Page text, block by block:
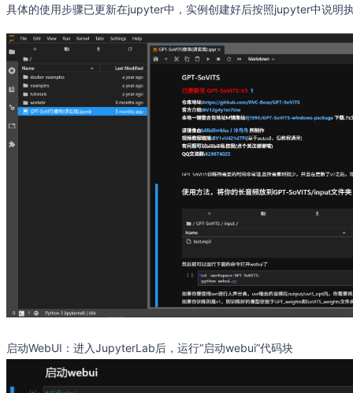
具体的使用步骤已更新在jupyter中，实例创建好后按照jupyter中说明
启动WebUI：进入JupyterLab后，运行“启动webui”代码块